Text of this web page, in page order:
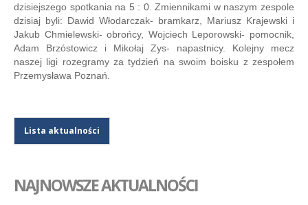
dzisiejszego spotkania na 5 : 0. Zmiennikami w naszym zespole
dzisiaj byli: Dawid Włodarczak- bramkarz, Mariusz Krajewski i
Jakub Chmielewski- obrońcy, Wojciech Leporowski- pomocnik,
Adam Brzóstowicz i Mikołaj Zys- napastnicy. Kolejny mecz
naszej ligi rozegramy za tydzień na swoim boisku z zespołem
Przemysława Poznań.
Lista aktualności
NAJNOWSZE AKTUALNOŚCI